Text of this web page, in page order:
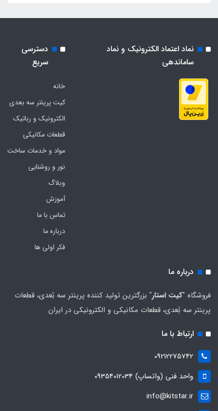
نماد اعتماد الکترونیک و نماد
ساماندهی
دسترسی
سریع
خانه
کیت پرینتر سه بعدی
الکترونیک و رباتیک
قطعات مکانیکی
مواد و خدمات ساخت
نور و روشنایی
وبلاگ
آموزش
تماس با ما
درباره ما
فکر اولی ها
درباره ما
فروشگاه "کیت استار" بزرگترین تولید کننده پرینتر سه بُعدی، قطعات
پرینتر سه بُعدی، قطعات مکانیکی و الکترونیکی در ایران
ارتباط با ما
09212275742
واحد فنی (واتساپ) 09354012034
info@kitstar.ir